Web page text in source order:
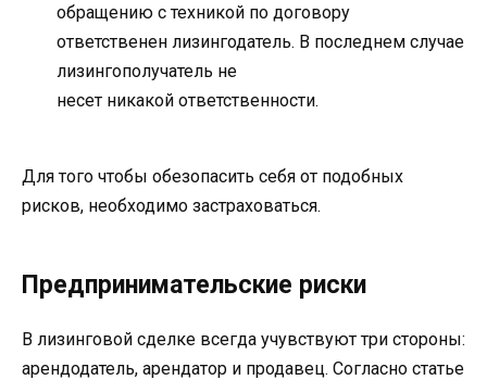
обращению с техникой по договору
ответственен лизингодатель. В последнем случае
лизингополучатель не
несет никакой ответственности.
Для того чтобы обезопасить себя от подобных
рисков, необходимо застраховаться.
Предпринимательские риски
В лизинговой сделке всегда учувствуют три стороны:
арендодатель, арендатор и продавец. Согласно статье